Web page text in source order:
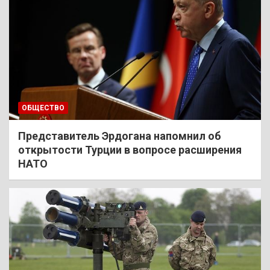
ОБЩЕСТВО
Представитель Эрдогана напомнил об
открытости Турции в вопросе расширения
НАТО